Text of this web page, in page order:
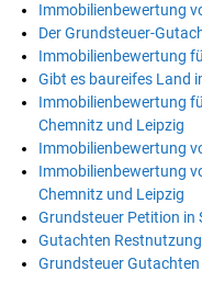
Immobilienbewertung
Der Grundsteuer-
Immobilienbewertung
Gibt es baureifes Land
Immobilienbewertung
Chemnitz und Leipzig
Immobilienbewertung
Immobilienbewertung
Chemnitz und Leipzig
Grundsteuer Petition in
Gutachten
Grundsteuer Gutachten